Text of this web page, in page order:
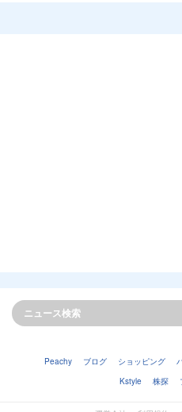
Peachy ブログ ショッピング
Kstyle
株探